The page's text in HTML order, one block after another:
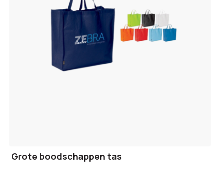
Grote boodschappen tas